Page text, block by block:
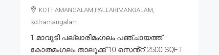
KOTHAMANGALAM,PALLARIMANGALAM,
Kothamangalam
1.മാവുടി പല്ലാരിമംഗലം പഞ്ചായത്ത്
കോതമംഗലം താലൂക്ക് 10 സെൻ്റ് 2500 SQFT